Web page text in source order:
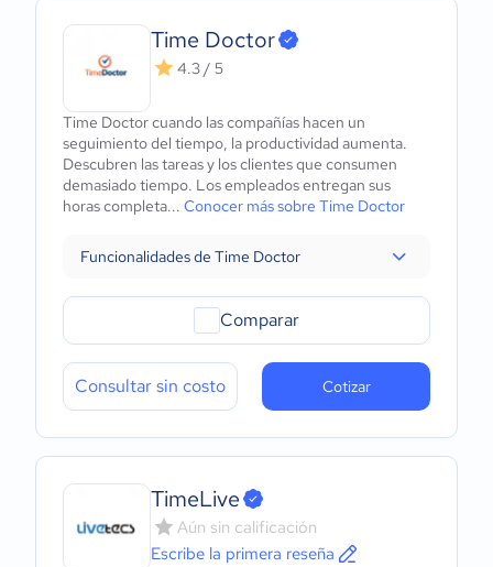
Time Doctor
4.3 / 5
Time Doctor cuando las compañías hacen un
seguimiento del tiempo, la productividad aumenta.
Descubren las tareas y los clientes que consumen
demasiado tiempo. Los empleados entregan sus
horas completa... Conocer más sobre Time Doctor
Funcionalidades de Time Doctor
Comparar
Consultar sin costo Cotizar
TimeLive
Aún sin calificación
Escribe la primera reseña